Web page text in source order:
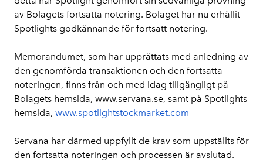
av Bolagets fortsatta notering. Bolaget har nu erhållit
Spotlights godkännande för fortsatt notering.
Memorandumet, som har upprättats med anledning av
den genomförda transaktionen och den fortsatta
noteringen, finns från och med idag tillgängligt på
Bolagets hemsida, www.servana.se, samt på Spotlights
hemsida, www.spotlightstockmarket.com
Servana har därmed uppfyllt de krav som uppställts för
den fortsatta noteringen och processen är avslutad.